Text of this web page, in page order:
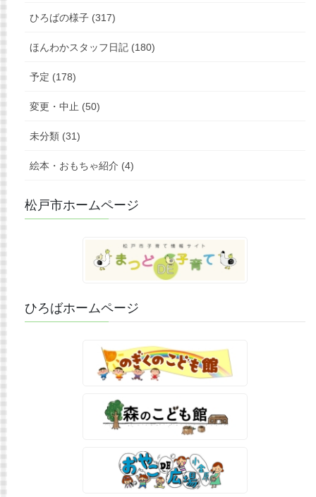
ひろばの様子 (317)
ほんわかスタッフ日記 (180)
予定 (178)
変更・中止 (50)
未分類 (31)
絵本・おもちゃ紹介 (4)
松戸市ホームページ
ひろばホームページ